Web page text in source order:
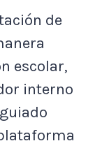
de
escolar,
interno